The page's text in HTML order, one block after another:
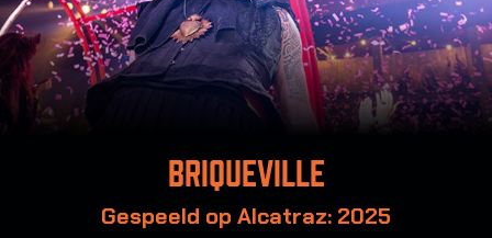
Briqueville
Gespeeld op Alcatraz: 2025